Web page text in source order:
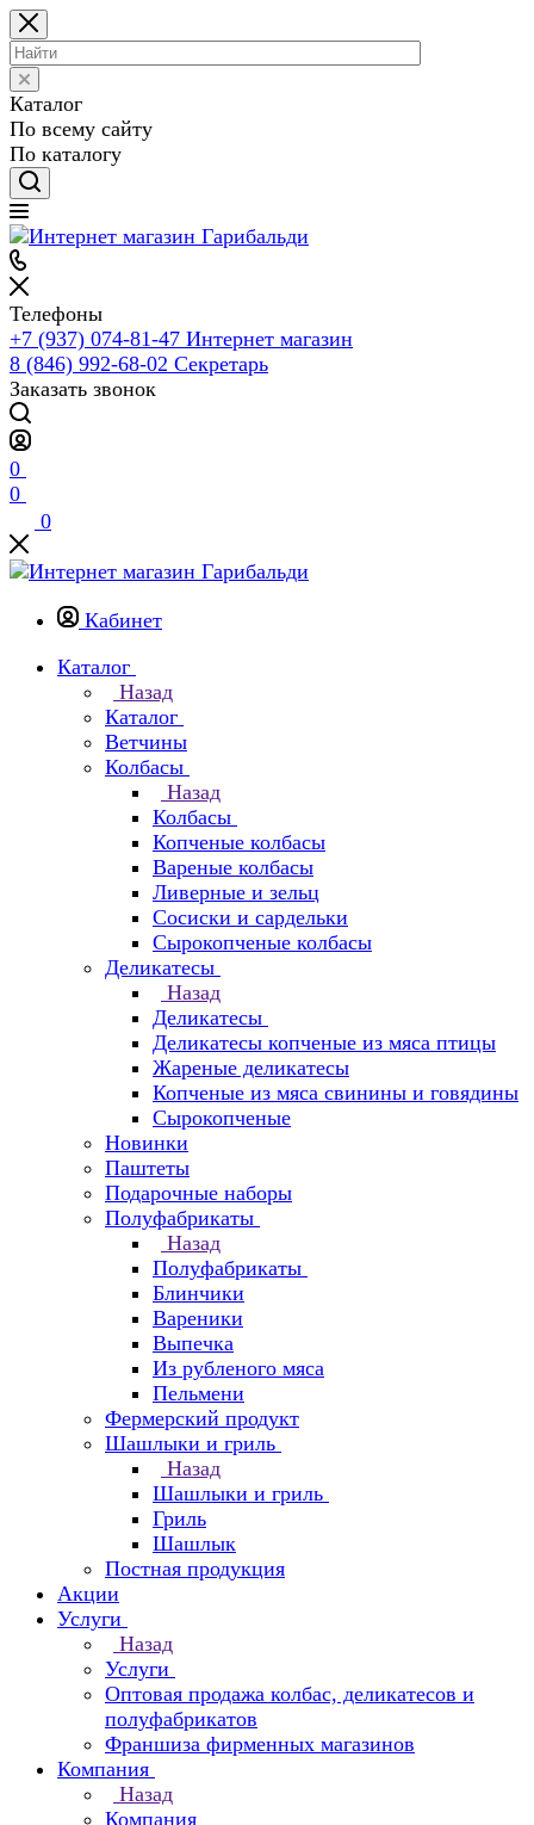
Каталог
По всему сайту
По каталогу
Телефоны
+7 (937) 074-81-47 Интернет магазин
8 (846) 992-68-02 Секретарь
Заказать звонок
0
0
0
Кабинет
Каталог
Назад
Каталог
Ветчины
Колбасы
Назад
Колбасы
Копченые колбасы
Вареные колбасы
Ливерные и зельц
Сосиски и сардельки
Сырокопченые колбасы
Деликатесы
Назад
Деликатесы
Деликатесы копченые из мяса птицы
Жареные деликатесы
Копченые из мяса свинины и говядины
Сырокопченые
Новинки
Паштеты
Подарочные наборы
Полуфабрикаты
Назад
Полуфабрикаты
Блинчики
Вареники
Выпечка
Из рубленого мяса
Пельмени
Фермерский продукт
Шашлыки и гриль
Назад
Шашлыки и гриль
Гриль
Шашлык
Постная продукция
Акции
Услуги
Назад
Услуги
Оптовая продажа колбас, деликатесов и
полуфабрикатов
Франшиза фирменных магазинов
Компания
Назад
Компания